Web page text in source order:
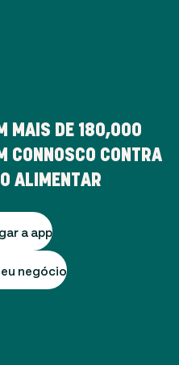
MAIS DE 180,000
CONNOSCO CONTRA
ALIMENTAR
a app
negócio